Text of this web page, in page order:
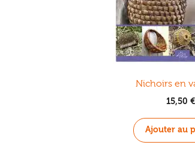
Nichoirs en
15,50€
Ajouter au